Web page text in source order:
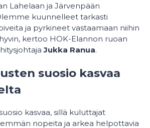
Lahelaan ja Järvenpään
kuunnelleet tarkasti
ja pyrkineet vastaamaan niihin
kertoo HOK-Elannon ruoan
Jukka Ranua.
suosio kasvaa
kasvaa, sillä kuluttajat
nopeita ja arkea helpottavia